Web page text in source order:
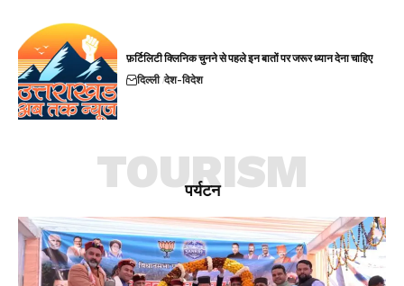
फ़र्टिलिटी क्लिनिक चुनने से पहले इन बातों पर जरूर ध्यान देना चाहिए
दिल्ली देश-विदेश
पर्यटन
TOURISM